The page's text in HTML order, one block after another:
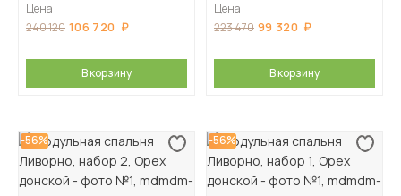
Цена
240 120 106 720
В корзину
Цена
223 470 99 320
В корзину
-56% -56%